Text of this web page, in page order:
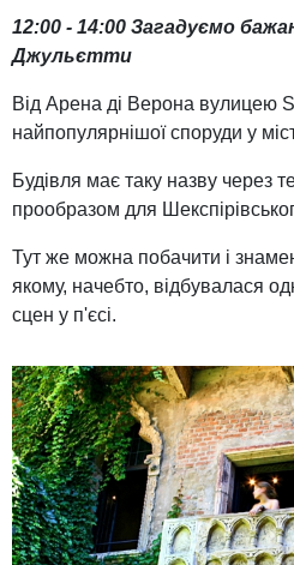
12:00 - 14:00 Загадуємо
Джульєтти
Від Арена ді Верона вулицею
найпопулярнішої споруди у
Будівля має таку назву через
прообразом для
Тут же можна побачити і
якому, начебто, відбувалася
сцен у п'єсі.